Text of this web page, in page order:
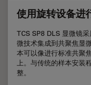
使用旋转设备进
TCS SP8 DLS 显微镜
微技术集成到共聚焦显
本可以像进行标准共聚
上。与传统的样本安装
整。